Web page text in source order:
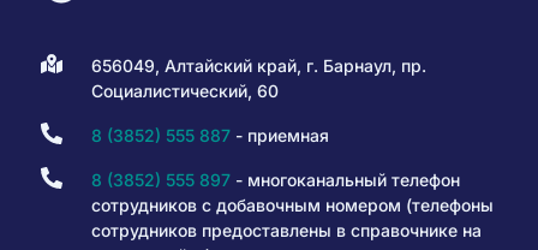
656049, Алтайский край, г. Барнаул, пр.
Социалистический, 60
8 (3852) 555 887- приемная
8 (3852) 555 897- многоканальный телефон
сотрудников с добавочным номером (телефоны
сотрудников предоставлены в справочнике на